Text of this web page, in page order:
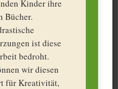
Kinder ihre
Bücher.
ist diese
bedroht.
wir diesen
für Kreativität,